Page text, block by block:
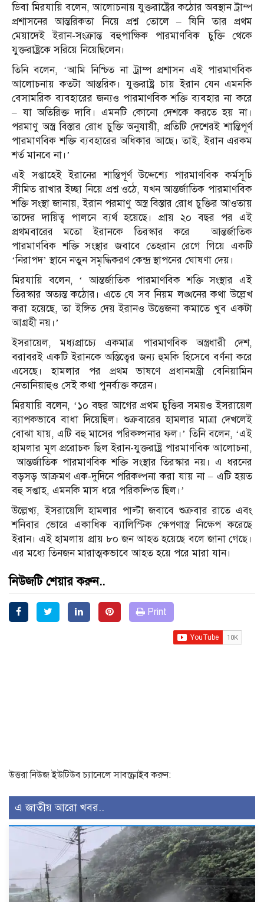
ডিবা মিরযায়ি বলেন, আলোচনায় যুক্তরাষ্ট্রের কঠোর অবস্থান ট্রাম্প
প্রশাসনের আন্তরিকতা নিয়ে প্রশ্ন তোলে – যিনি তার প্রথম
মেয়াদেই ইরান-সংক্রান্ত বহুপাক্ষিক পারমাণবিক চুক্তি থেকে
যুক্তরাষ্ট্রকে সরিয়ে নিয়েছিলেন।
তিনি বলেন, ‘আমি নিশ্চিত না ট্রাম্প প্রশাসন এই পারমাণবিক
আলোচনায় কতটা আন্তরিক। যুক্তরাষ্ট্র চায় ইরান যেন এমনকি
বেসামরিক ব্যবহারের জন্যও পারমাণবিক শক্তি ব্যবহার না করে
– যা অতিরিক্ত দাবি। এমনটি কোনো দেশকে করতে হয় না।
পরমাণু অস্ত্র বিস্তার রোধ চুক্তি অনুযায়ী, প্রতিটি দেশেরই শান্তিপূর্ণ
পারমাণবিক শক্তি ব্যবহারের অধিকার আছে। তাই, ইরান এরকম
শর্ত মানবে না।’
এই সপ্তাহেই ইরানের শান্তিপূর্ণ উদ্দেশ্যে পারমাণবিক কর্মসূচি
সীমিত রাখার ইচ্ছা নিয়ে প্রশ্ন ওঠে, যখন আন্তর্জাতিক পারমাণবিক
শক্তি সংস্থা জানায়, ইরান পরমাণু অস্ত্র বিস্তার রোধ চুক্তির আওতায়
তাদের দায়িত্ব পালনে ব্যর্থ হয়েছে। প্রায় ২০ বছর পর এই
প্রথমবারের মতো ইরানকে তিরস্কার করে আন্তর্জাতিক
পারমাণবিক শক্তি সংস্থার জবাবে তেহরান রেগে গিয়ে একটি
‘নিরাপদ’ স্থানে নতুন সমৃদ্ধিকরণ কেন্দ্র স্থাপনের ঘোষণা দেয়।
মিরযায়ি বলেন, ‘ আন্তর্জাতিক পারমাণবিক শক্তি সংস্থার এই
তিরস্কার অত্যন্ত কঠোর। এতে যে সব নিয়ম লঙ্ঘনের কথা উল্লেখ
করা হয়েছে, তা ইঙ্গিত দেয় ইরানও উত্তেজনা কমাতে খুব একটা
আগ্রহী নয়।’
ইসরায়েল, মধ্যপ্রাচ্যে একমাত্র পারমাণবিক অস্ত্রধারী দেশ,
বরাবরই একটি ইরানকে অস্তিত্বের জন্য হুমকি হিসেবে বর্ণনা করে
এসেছে। হামলার পর প্রথম ভাষণে প্রধানমন্ত্রী বেনিয়ামিন
নেতানিয়াহুও সেই কথা পুনর্ব্যক্ত করেন।
মিরযায়ি বলেন, ‘১০ বছর আগের প্রথম চুক্তির সময়ও ইসরায়েল
ব্যাপকভাবে বাধা দিয়েছিল। শুক্রবারের হামলার মাত্রা দেখলেই
বোঝা যায়, এটি বহু মাসের পরিকল্পনার ফল।’ তিনি বলেন, ‘এই
হামলার মূল প্ররোচক ছিল ইরান-যুক্তরাষ্ট্র পারমাণবিক আলোচনা,
আন্তর্জাতিক পারমাণবিক শক্তি সংস্থার তিরস্কার নয়। এ ধরনের
বড়সড় আক্রমণ এক-দুদিনে পরিকল্পনা করা যায় না – এটি হয়ত
বহু সপ্তাহ, এমনকি মাস ধরে পরিকল্পিত ছিল।’
উল্লেখ্য, ইসরায়েলি হামলার পাল্টা জবাবে শুক্রবার রাতে এবং
শনিবার ভোরে একাধিক ব্যালিস্টিক ক্ষেপণাস্ত্র নিক্ষেপ করেছে
ইরান। এই হামলায় প্রায় ৮০ জন আহত হয়েছে বলে জানা গেছে।
এর মধ্যে তিনজন মারাত্মকভাবে আহত হয়ে পরে মারা যান।
নিউজটি শেয়ার করুন..
Print
উত্তরা নিউজ ইউটিউব চ্যানেলে সাবস্ক্রাইব করুন:
এ জাতীয় আরো খবর..